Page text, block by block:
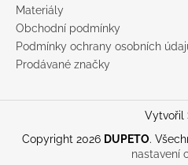
Materiály
Obchodní podmínky
Podmínky ochrany osobních
Prodávané značky
Vytvořil
Copyright 2026 DUPETO.
nastavení